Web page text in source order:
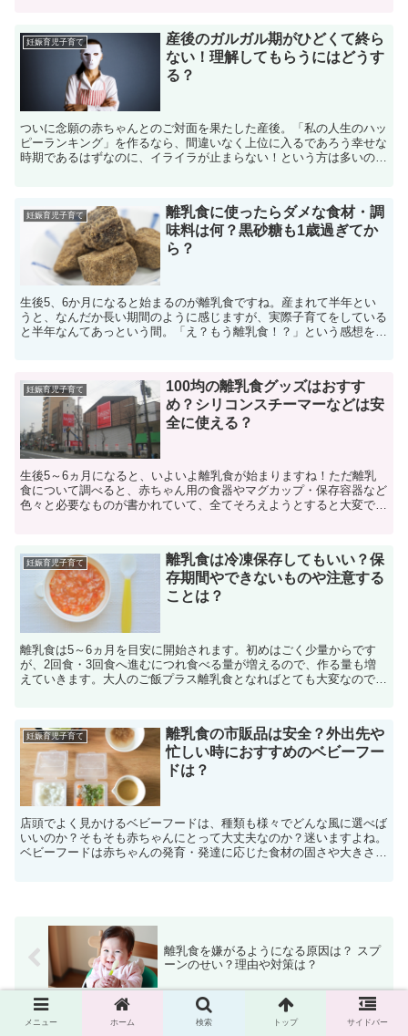
妊娠育児子育て
産後のガルガル期がひどくて終ら
ない！理解してもらうにはどうす
る？
ついに念願の赤ちゃんとのご対面を果たした産後。「私の人生のハッ
ピーランキング」を作るなら、間違いなく上位に入るであろう幸せな
時期であるはずなのに、イライラが止まらない！という方は多いので
妊娠育児子育て
離乳食に使ったらダメな食材・調
味料は何？黒砂糖も1歳過ぎてか
ら？
生後5、6か月になると始まるのが離乳食ですね。産まれて半年とい
うと、なんだか長い期間のように感じますが、実際子育てをしている
と半年なんてあっという間。「え？もう離乳食！？」という感想を持
妊娠育児子育て
100均の離乳食グッズはおすす
め？シリコンスチーマーなどは安
全に使える？
生後5～6ヵ月になると、いよいよ離乳食が始まりますね！ただ離乳
食について調べると、赤ちゃん用の食器やマグカップ・保存容器など
色々と必要なものが書かれていて、全てそろえようとすると大変でお
妊娠育児子育て
離乳食は冷凍保存してもいい？保
存期間やできないものや注意する
ことは？
離乳食は5～6ヵ月を目安に開始されます。初めはごく少量からです
が、2回食・3回食へ進むにつれ食べる量が増えるので、作る量も増
えていきます。大人のご飯プラス離乳食となればとても大変なので、
妊娠育児子育て
離乳食の市販品は安全？外出先や
忙しい時におすすめのベビーフー
ドは？
店頭でよく見かけるベビーフードは、種類も様々でどんな風に選べば
いいのか？そもそも赤ちゃんにとって大丈夫なのか？迷いますよね。
ベビーフードは赤ちゃんの発育・発達に応じた食材の固さや大きさ・
離乳食を嫌がるようになる原因は？ スプ
ーンのせい？理由や対策は？
メニュー ホーム 検索 トップ サイドバー